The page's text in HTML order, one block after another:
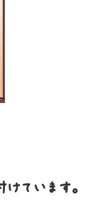
ています。